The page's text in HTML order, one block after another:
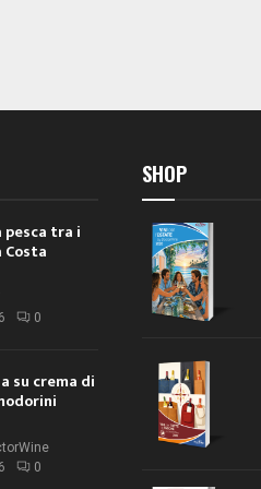
pesca tra i
0
su crema di
0
SHOP